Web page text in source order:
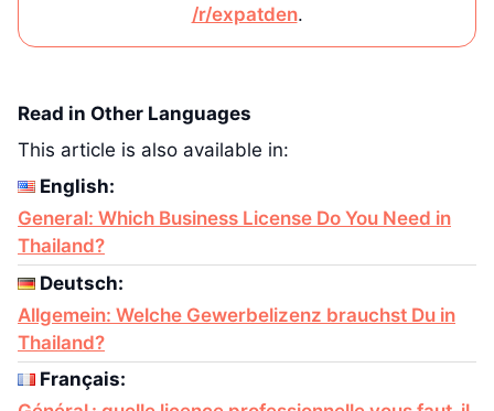
/r/expatden.
Read in Other Languages
This article is also available in:
English:
General: Which Business License Do You Need in
Thailand?
Deutsch:
Allgemein: Welche Gewerbelizenz brauchst Du in
Thailand?
Français: